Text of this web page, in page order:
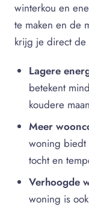
winterkou en
te maken en de
krijg je direct de
Lagere
betekent
koudere
Meer
woning biedt
tocht en
Verhoogde
woning is